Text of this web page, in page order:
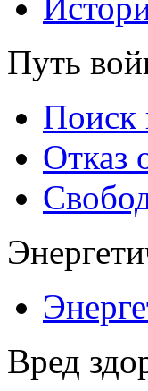
Путь
Поиск
Отказ
Вред